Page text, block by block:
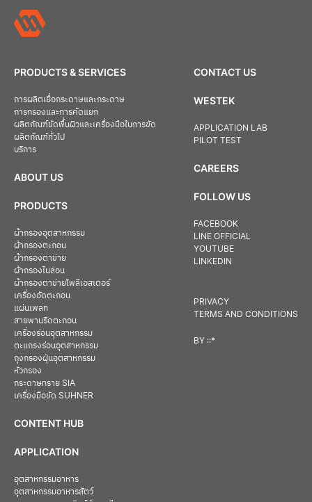
PRODUCTS & SERVICES
การผลิตเยื่อกระดาษและกระดาษ
การกรองและการคัดแยก
ผลิตภัณฑ์ขัดพื้นผิวและเครื่องมือในการขัด
ผลิตภัณฑ์ทั่วไป
บริการ
ABOUT US
PRODUCTS
ผ้ากรองอุตสาหกรรม
ผ้ากรองตะกอน
ผ้ากรองตาข่าย
ผ้ากรองไนล่อน
ผ้ากรองตาข่ายโพลีเอสเตอร์
เครื่องอัดตะกอน
แผ่นเพลท
สายพานรีดตะกอน
เครื่องร่อนอุตสาหกรรม
ตะแกรงร่อนอุตสาหกรรม
ถุงกรองฝุ่นอุตสาหกรรม
หัวกรอง
กระดาษทราย SIA
เครื่องมือขัด SUHNER
CONTENT HUB
APPLICATION
อุตสาหกรรมอาหาร
อุตสาหกรรมอาหารสัตว์
CONTACT US
WESTEK
APPLICATION LAB
PILOT TEST
CAREERS
FOLLOW US
FACEBOOK
LINE OFFICIAL
YOUTUBE
LINKEDIN
PRIVACY
TERMS AND CONDITIONS
BY ::*